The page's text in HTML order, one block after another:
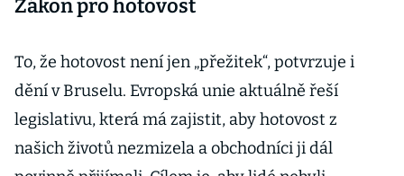
Zákon pro hotovost
To, že hotovost není jen „přežitek“, potvrzuje i
dění v Bruselu. Evropská unie aktuálně řeší
legislativu, která má zajistit, aby hotovost z
našich životů nezmizela a obchodníci ji dál